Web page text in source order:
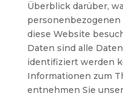
Überblick darüber,
diese Website
Daten sind alle
identifiziert werden
Informationen zum
entnehmen Sie